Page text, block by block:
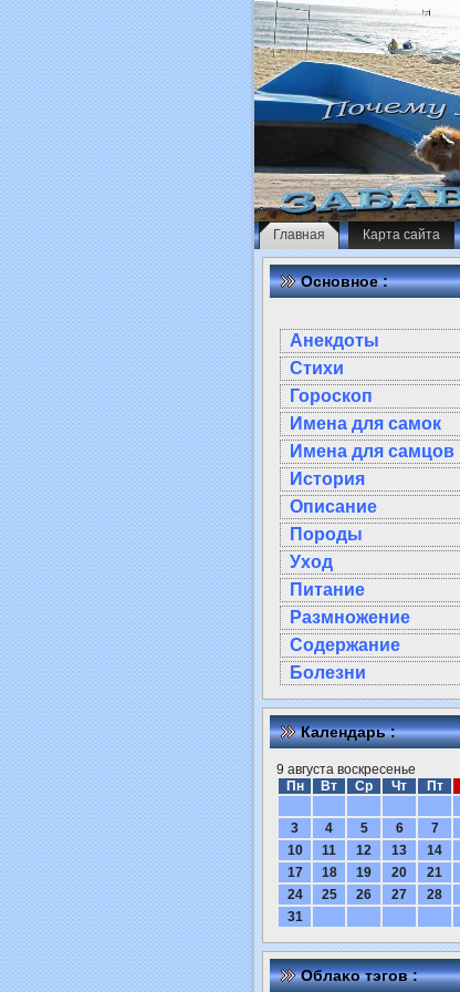
Главная Карта сайта
Основное :
Анекдоты
Стихи
Гороскоп
Имена для самок
Имена для самцов
История
Описание
Породы
Уход
Питание
Размножение
Содержание
Болезни
Календарь :
9 августа воскресенье
Пн
Вт Ср Чт Пт
3
4 5 6 7
10
11 12 13 14
17
18 19 20 21
24
25 26 27 28
31
Облаκо тэгов :